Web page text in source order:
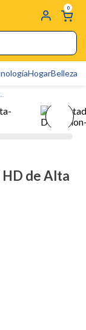
0
HogarBelleza
de Alta